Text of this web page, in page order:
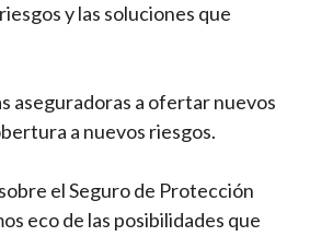
y las soluciones que
aseguradoras a ofertar nuevos
a nuevos riesgos.
el Seguro de Protección
eco de las posibilidades que